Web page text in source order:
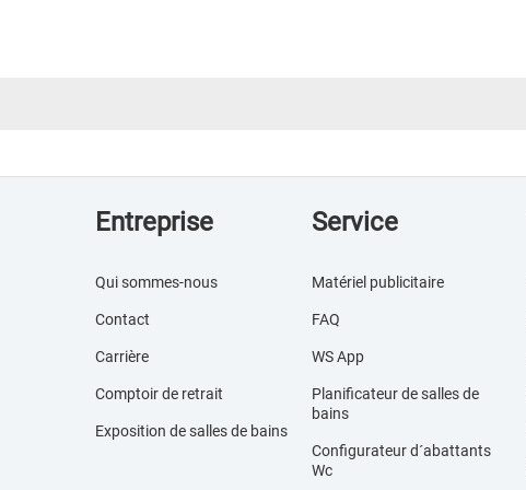
Entreprise
Qui sommes-nous
Contact
Carrière
Comptoir de retrait
Exposition de salles de bains
Service
Matériel publicitaire
FAQ
WS App
Planificateur de salles de
bains
Configurateur d´abattants
Wc